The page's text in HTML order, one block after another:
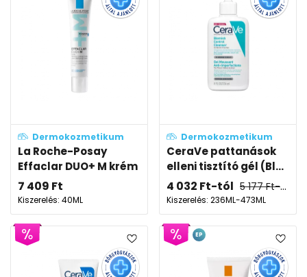
Dermokozmetikum
La Roche-Posay
Effaclar DUO+ M krém
7 409 Ft
Kiszerelés: 40ML
Dermokozmetikum
CeraVe pattanások
elleni tisztító gél (Bl...
4 032 Ft-tól 5 177Ft-tól
Kiszerelés: 236ML-473ML
EP